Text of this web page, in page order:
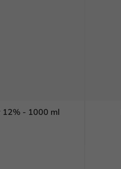
12% - 1000 ml